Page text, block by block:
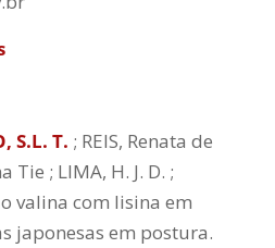
S.L. T. ; REIS, Renata de
Tie ; LIMA, H. J. D. ;
valina com lisina em
japonesas em postura.